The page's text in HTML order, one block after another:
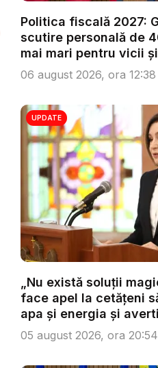
Politica fiscală 2027:
scutire personală de
mai mari pentru vicii
...
06 august 2026, ora 12:38
UPDATE
„Nu există soluții
face apel la cetățeni
apa și energia și
s...
05 august 2026, ora 20:54